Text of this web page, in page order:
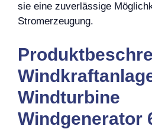
sie eine zuverlässige
Stromerzeugung.
Windturbine
Windgenerator